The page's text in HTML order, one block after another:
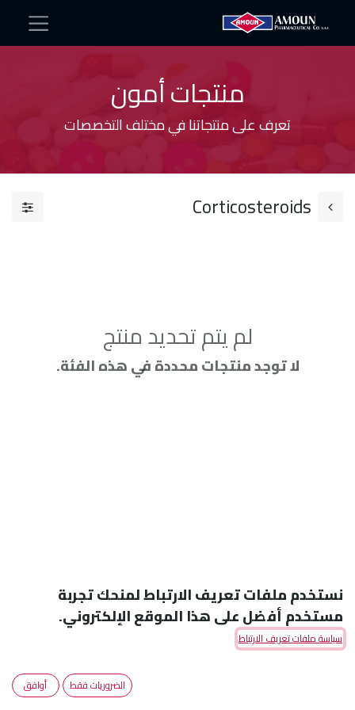
منتجات أمون
تعرف على منتجاتنا في مختلف التخصصات
Corticosteroids​
لم يتم تحديد منتج
لا توجد منتجات محددة في هذه الفئة.
Amoun Pharmaceutical Co. S.A.E
نستخدم ملفات تعريف الارتباط لمنحك تجربة
مستخدم أفضل على هذا الموقع الإلكتروني.
سياسة ملفات تعريف الارتباط
الضروريات فقط أوافق